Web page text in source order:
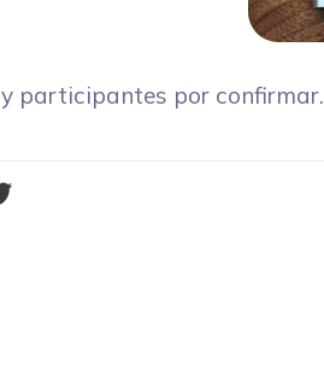
y participantes por confirmar.